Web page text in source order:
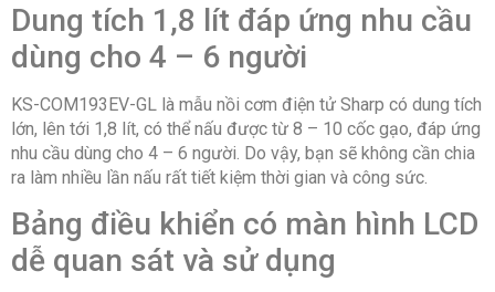
Dung tích 1,8 lít đáp ứng nhu cầu
dùng cho 4 – 6 người
KS-COM193EV-GL là mẫu nồi cơm điện tử Sharp có dung tích
lớn, lên tới 1,8 lít, có thể nấu được từ 8 – 10 cốc gạo, đáp ứng
nhu cầu dùng cho 4 – 6 người. Do vậy, bạn sẽ không cần chia
ra làm nhiều lần nấu rất tiết kiệm thời gian và công sức.
Bảng điều khiển có màn hình LCD
dễ quan sát và sử dụng